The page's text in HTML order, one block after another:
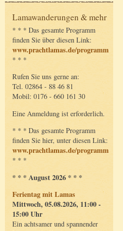
Lamawanderungen & mehr
* * * Das gesamte Programm
finden Sie über diesen Link:
www.prachtlamas.de/programm
* * *
Rufen Sie uns gerne an:
Tel. 02864 - 88 46 81
Mobil: 0176 - 660 161 30
Eine Anmeldung ist erforderlich.
* * * Das gesamte Programm
finden Sie hier, unter diesen Link:
www.prachtlamas.de/programm
* * *
* * * August 2026 * * *
Ferientag mit Lamas
Mittwoch, 05.08.2026, 11:00 -
15:00 Uhr
Ein achtsamer und spannender